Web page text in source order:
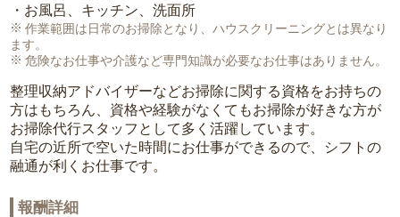
・お風呂、キッチン、洗面所
作業範囲は日常のお掃除となり、ハウスクリーニングとは異なり
ます。
危険なお仕事や介護など専門知識が必要なお仕事はありません。
整理収納アドバイザーなどお掃除に関する資格をお持ちの
方はもちろん、資格や経験がなくてもお掃除が好きな方が
お掃除代行スタッフとして多く活躍しています。
自宅の近所で空いた時間にお仕事ができるので、シフトの
融通が利くお仕事です。
報酬詳細